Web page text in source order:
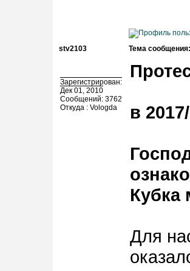
stv2103 Тема сообщения:
Зарегистрирован:
Дек 01, 2010
Сообщений: 3762
Откуда : Vologda
в
Кубка
Для